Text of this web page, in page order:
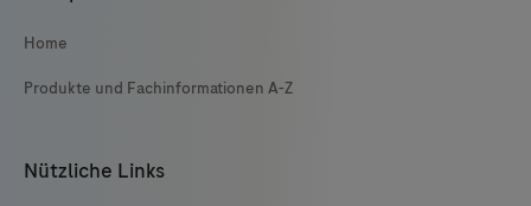
Home
Produkte und Fachinformationen A-Z
Nützliche Links